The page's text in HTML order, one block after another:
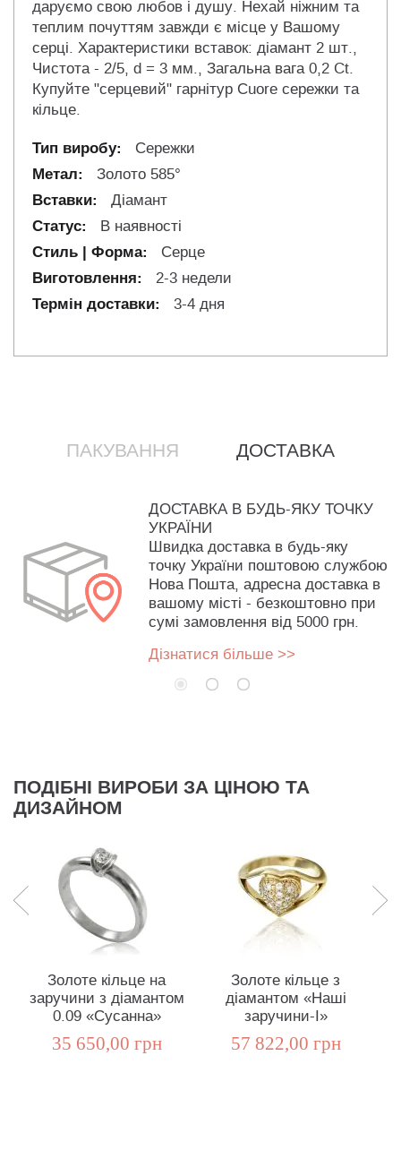
даруємо свою любов і душу. Нехай ніжним та
теплим почуттям завжди є місце у Вашому
серці. Характеристики вставок: діамант 2 шт.,
Чистота - 2/5, d = 3 мм., Загальна вага 0,2 Ct.
Купуйте "серцевий" гарнітур Сuore сережки та
кільце.
Сережки
Золото 585°
Діамант
В наявності
Серце
2-3 недели
3-4 дня
ПАКУВАННЯ ДОСТАВКА
ДОСТАВКА В БУДЬ-ЯКУ ТОЧКУ
УКРАЇНИ
Швидка доставка в будь-яку
точку України поштовою службою
Нова Пошта, адресна доставка в
вашому місті - безкоштовно при
сумі замовлення від 5000 грн.
Дізнатися більше >>
ПОДІБНІ ВИРОБИ ЗА ЦІНОЮ ТА
ДИЗАЙНОМ
Золоте кільце на
заручини з діамантом
0.09 «Сусанна»
35 650,00 грн
Золоте кільце з
діамантом «Наші
заручини-I»
57 822,00 грн